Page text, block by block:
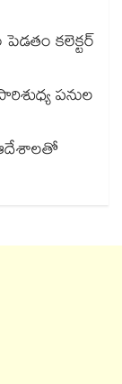
కలెక్టర్
పనుల